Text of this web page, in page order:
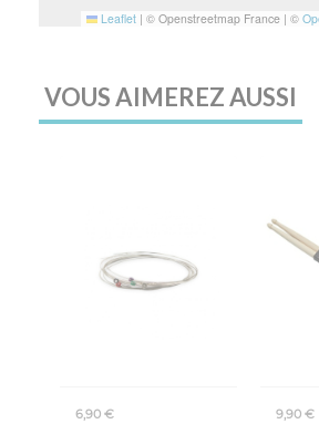
Leaflet | © Openstreetmap France | ©
VOUS AIMEREZ AUSSI
6,90 € 9,90 €